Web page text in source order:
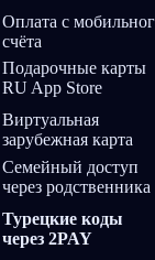
Оплата с
счёта
Подарочные карты
RU App Store
Виртуальная
зарубежная карта
Семейный доступ
через родственника
Турецкие коды
через 2PAY